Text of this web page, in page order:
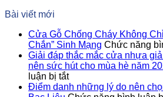
Bài viết mới
Cửa Gỗ Chống Cháy Không
Chắn” Sinh Mạng Chức năng
Giải đáp thắc mắc cửa nhựa
nên sức hút cho mùa hè năm
luận bị tắtở
Giải
Điểm danh những lý do nên